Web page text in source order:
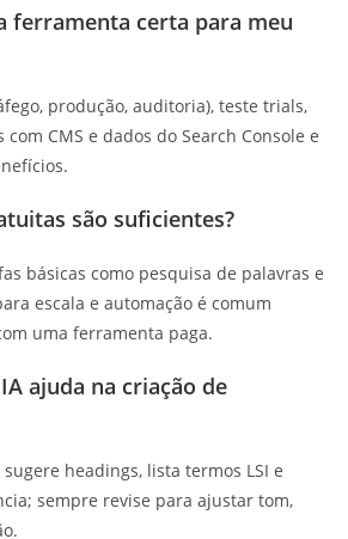
ferramenta certa para meu
produção, auditoria), teste trials,
CMS e dados do Search Console e
são suficientes?
básicas como pesquisa de palavras e
escala e automação é comum
uma ferramenta paga.
ajuda na criação de
headings, lista termos LSI e
sempre revise para ajustar tom,